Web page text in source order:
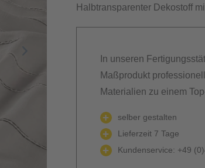
Halbtransparenter Dekostoff
In unseren
Maßprodukt
Materialien zu einem
selber gestalten
Lieferzeit 7 Tage
Kundenservice: +49